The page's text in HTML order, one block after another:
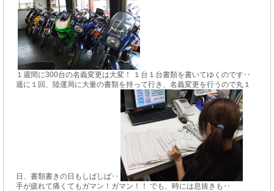
１週間に300台の名義変更は大変！ １台１台書類を書いてゆくのです‥
週に１回、陸運局に大量の書類を持って行き、名義変更を行うので丸１
日、書類書きの日もしばしば‥
手が疲れて痛くてもガマン！ガマン！！ でも、時には息抜きも‥